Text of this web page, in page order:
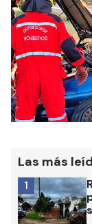
Las más
1